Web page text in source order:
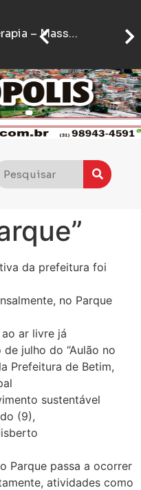
Massagem Ventosaterapia – Massagem Relaxante com Ventosa
Seter disponibiliza processo seletivo para 214 vagas em 28 profissões nesta quinta-feira (6)
IFMG abre inscrições para processo seletivo com quase 5 mil vagas gratuitasFlávio Bolsonaro anuncia quem será seu vice nas eleições presidenciais de 2026
da prefeitura foi
no Parque
ar livre já
julho do “Aulão no
Prefeitura de Betim,
sustentável
(9),
Parque passa a ocorrer
atividades como